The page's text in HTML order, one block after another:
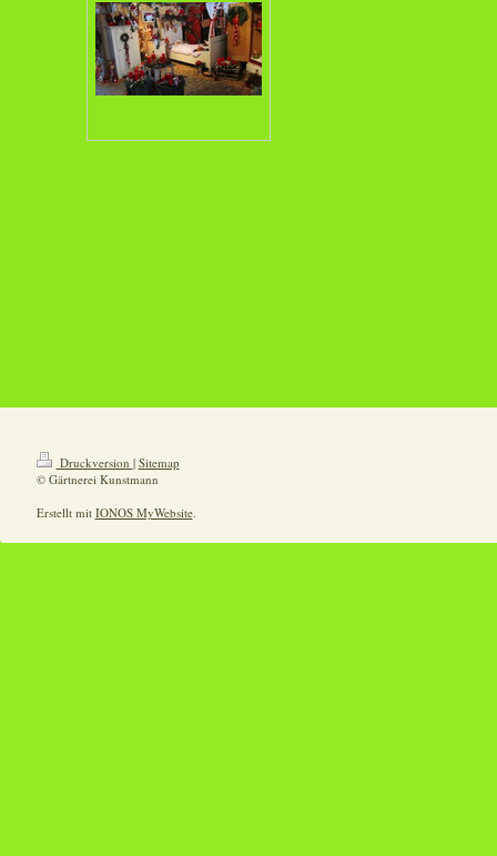
Druckversion | Sitemap
© Gärtnerei Kunstmann
Erstellt mit IONOS MyWebsite.